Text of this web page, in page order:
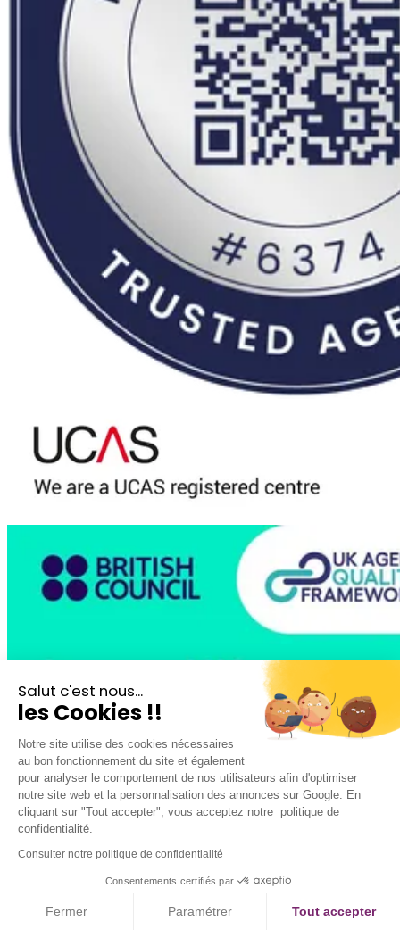
Salut c'est nous...
les Cookies !!
Notre site utilise des cookies nécessaires
au bon fonctionnement du site et également
pour analyser le comportement de nos utilisateurs afin d'optimiser
notre site web et la personnalisation des annonces sur Google. En
cliquant sur "Tout accepter", vous acceptez notre politique de
confidentialité.
Consulter notre politique de confidentialité
Consentements certifiés par
Fermer Paramétrer Tout accepter